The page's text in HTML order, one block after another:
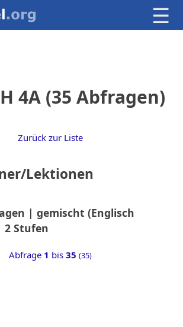
☰
4A (35 Abfragen)
Zurück zur Liste
Lektionen
| gemischt (Englisch
2 Stufen
Abfrage 1 bis 35 (35)